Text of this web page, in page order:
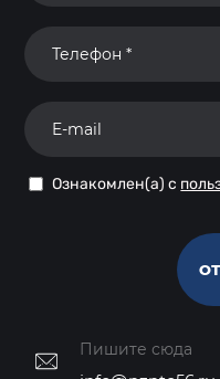
Ознакомлен(а) с
Пишите сюда